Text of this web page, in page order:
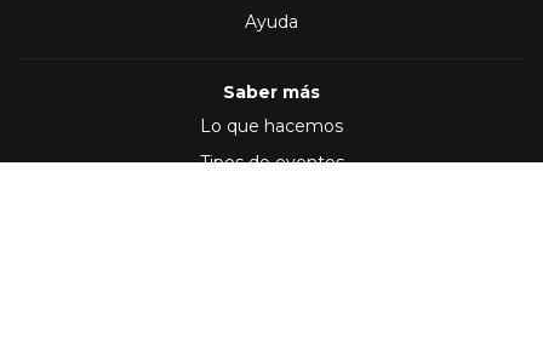
Ayuda
Saber más
Lo que hacemos
Tipos de eventos